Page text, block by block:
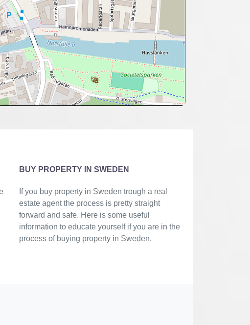
BUY PROPERTY IN SWEDEN
If you buy property in Sweden trough a real
estate agent the process is pretty straight
forward and safe. Here is some useful
information to educate yourself if you are in the
process of buying property in Sweden.